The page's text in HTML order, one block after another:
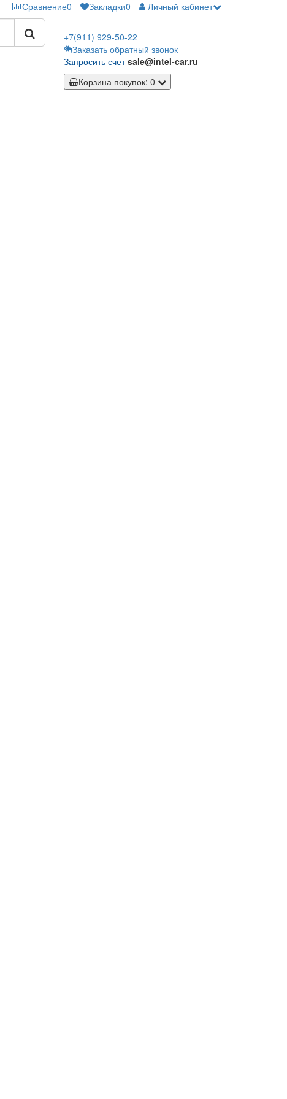
Сравнение0 Закладки0 Личный кабинет
+7(911) 929-50-22
Заказать обратный звонок
Запросить счет sale@intel-car.ru
Корзинапокупок: 0